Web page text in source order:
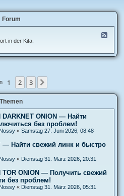
Forum
d
-
in der Kita.
1 2 3
Themen
DARKNET ONION — Найти
без проблем!
« Samstag 27. Juni 2026, 08:48
— Найти свежий линк и быстро
« Dienstag 31. März 2026, 20:31
TOR ONION — Получить свежий
без проблем!
« Dienstag 31. März 2026, 05:31